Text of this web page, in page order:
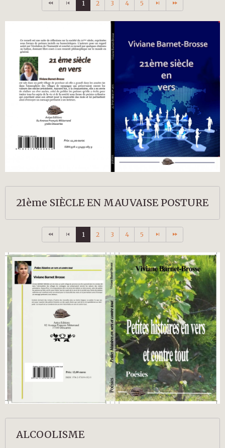
1 2 3 4 5
21ème SIÈCLE EN MAUVAISE POSTURE
1 2 3 4 5
ALCOOLISME